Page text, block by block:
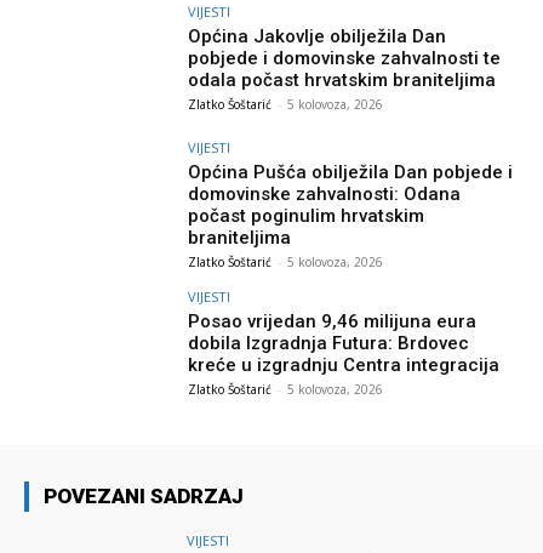
VIJESTI
Općina Jakovlje obilježila Dan
pobjede i domovinske zahvalnosti te
odala počast hrvatskim braniteljima
Zlatko Šoštarić - 5 kolovoza, 2026
VIJESTI
Općina Pušća obilježila Dan pobjede i
domovinske zahvalnosti: Odana
počast poginulim hrvatskim
braniteljima
Zlatko Šoštarić - 5 kolovoza, 2026
VIJESTI
Posao vrijedan 9,46 milijuna eura
dobila Izgradnja Futura: Brdovec
kreće u izgradnju Centra integracija
Zlatko Šoštarić - 5 kolovoza, 2026
POVEZANI SADRZAJ
VIJESTI